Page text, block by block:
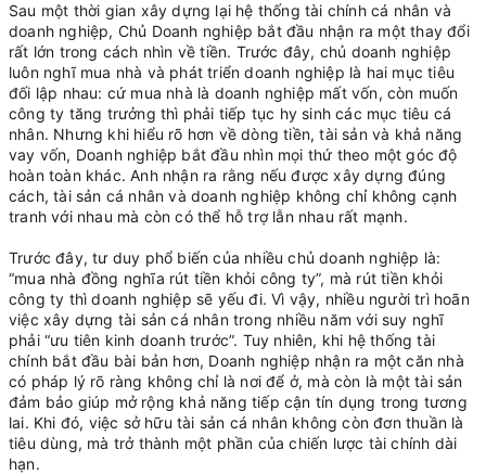
Sau một thời gian xây dựng lại hệ thống tài chính cá nhân và
doanh nghiệp, Chủ Doanh nghiệp bắt đầu nhận ra một thay đổi
rất lớn trong cách nhìn về tiền. Trước đây, chủ doanh nghiệp
luôn nghĩ mua nhà và phát triển doanh nghiệp là hai mục tiêu
đối lập nhau: cứ mua nhà là doanh nghiệp mất vốn, còn muốn
công ty tăng trưởng thì phải tiếp tục hy sinh các mục tiêu cá
nhân. Nhưng khi hiểu rõ hơn về dòng tiền, tài sản và khả năng
vay vốn, Doanh nghiệp bắt đầu nhìn mọi thứ theo một góc độ
hoàn toàn khác. Anh nhận ra rằng nếu được xây dựng đúng
cách, tài sản cá nhân và doanh nghiệp không chỉ không cạnh
tranh với nhau mà còn có thể hỗ trợ lẫn nhau rất mạnh.
Trước đây, tư duy phổ biến của nhiều chủ doanh nghiệp là:
“mua nhà đồng nghĩa rút tiền khỏi công ty”, mà rút tiền khỏi
công ty thì doanh nghiệp sẽ yếu đi. Vì vậy, nhiều người trì hoãn
việc xây dựng tài sản cá nhân trong nhiều năm với suy nghĩ
phải “ưu tiên kinh doanh trước”. Tuy nhiên, khi hệ thống tài
chính bắt đầu bài bản hơn, Doanh nghiệp nhận ra một căn nhà
có pháp lý rõ ràng không chỉ là nơi để ở, mà còn là một tài sản
đảm bảo giúp mở rộng khả năng tiếp cận tín dụng trong tương
lai. Khi đó, việc sở hữu tài sản cá nhân không còn đơn thuần là
tiêu dùng, mà trở thành một phần của chiến lược tài chính dài
hạn.